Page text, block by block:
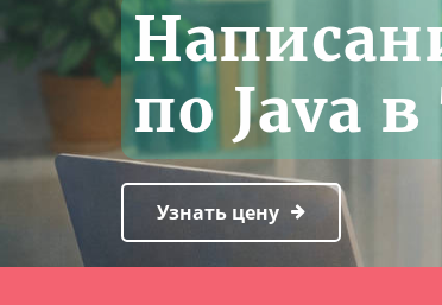
по Java
Узнать цену